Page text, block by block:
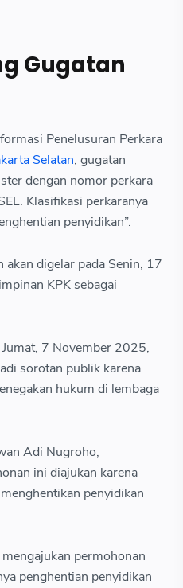
Gugatan
Penelusuran Perkara
Selatan, gugatan
dengan nomor perkara
Klasifikasi perkaranya
penyidikan”.
akan digelar pada Senin, 17
KPK sebagai
7 November 2025,
sorotan publik karena
hukum di lembaga
Adi Nugroho,
ini diajukan karena
penyidikan
permohonan
penghentian penyidikan